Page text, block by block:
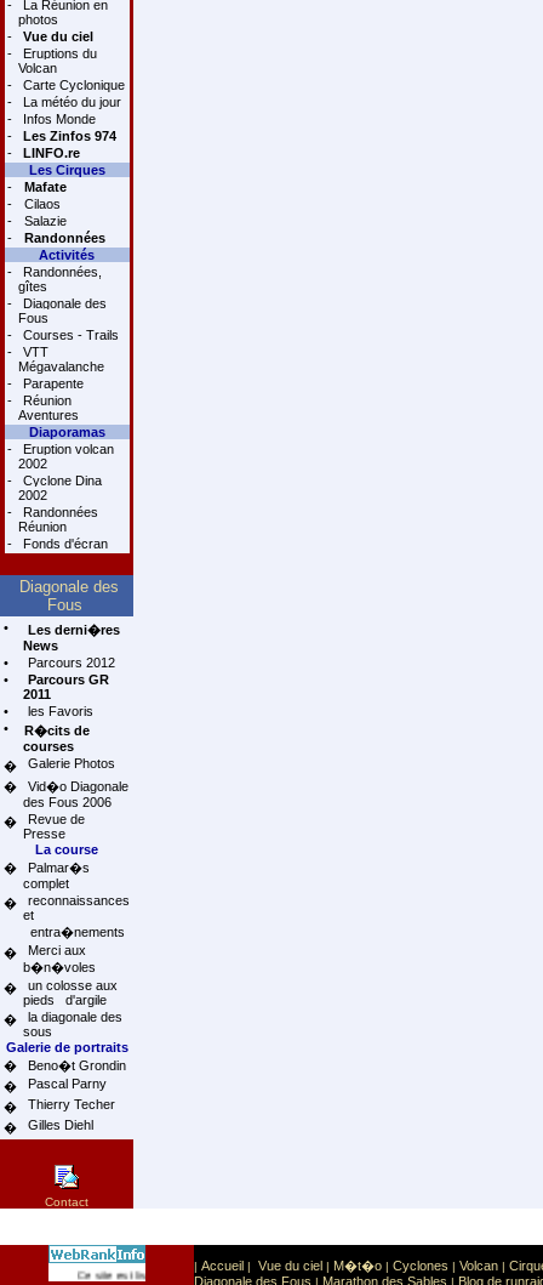
-
La Réunion en
photos
-
Vue du ciel
-
Eruptions du
Volcan
-
Carte Cyclonique
-
La météo du jour
-
Infos Monde
-
Les Zinfos 974
-
LINFO.re
Les Cirques
-
Mafate
-
Cilaos
-
Salazie
-
Randonnées
Activités
-
Randonnées,
gîtes
-
Diagonale des
Fous
-
Courses - Trails
-
VTT
Mégavalanche
-
Parapente
-
Réunion
Aventures
Diaporamas
-
Eruption volcan
2002
-
Cyclone Dina
2002
-
Randonnées
Réunion
-
Fonds d'écran
Diagonale des
Fous
•
Les derni�res
News
•
Parcours 2012
•
Parcours GR
2011
•
les Favoris
•
R�cits de
courses
�
Galerie Photos
�
Vid�o Diagonale
des Fous 2006
�
Revue de
Presse
La course
�
Palmar�s
complet
�
reconnaissances
et
entra�nements
�
Merci aux
b�n�voles
�
un colosse aux
pieds d'argile
�
la diagonale des
sous
Galerie de portraits
�
Beno�t Grondin
�
Pascal Parny
�
Thierry Techer
�
Gilles Diehl
Contact
Ce site est list� dans la cat�gorie Sport: Sports extr�mes
| Accueil | Vue du ciel | M�t�o | Cyclones | Volcan |
Diagonale des Fous | Marathon des Sables | Blog de